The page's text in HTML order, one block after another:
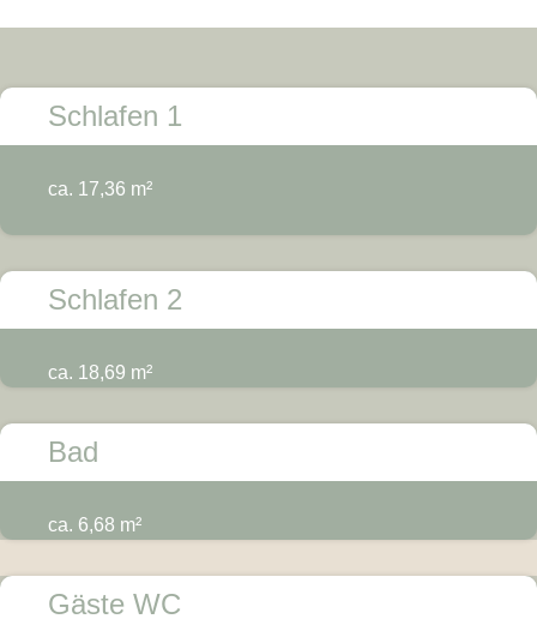
Schlafen 1
ca. 17,36 m²
Schlafen 2
ca. 18,69 m²
Bad
ca. 6,68 m²
Gäste WC